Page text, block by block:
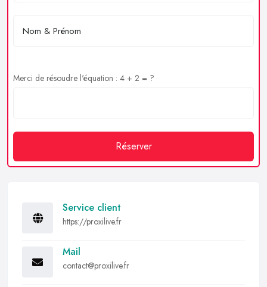
Merci de résoudre l'équation : 4 + 2 = ?
Réserver
Service client
https://proxilive.fr
Mail
contact@proxilive.fr